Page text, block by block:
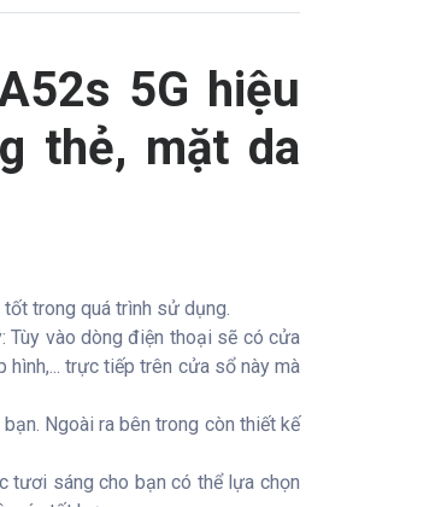
5G hiệu
thẻ, mặt da
trong quá trình sử dụng.
Tùy vào dòng điện thoại sẽ có cửa
trực tiếp trên cửa sổ này mà
Ngoài ra bên trong còn thiết kế
tươi sáng cho bạn có thể lựa chọn